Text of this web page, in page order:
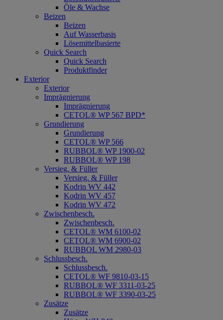
Öle & Wachse
Beizen
Beizen
Auf Wasserbasis
Lösemittelbasierte
Quick Search
Quick Search
Produktfinder
Exterior
Exterior
Imprägnierung
Imprägnierung
CETOL® WP 567 BPD*
Grundierung
Grundierung
CETOL® WP 566
RUBBOL® WP 1900-02
RUBBOL® WP 198
Versieg. & Füller
Versieg. & Füller
Kodrin WV 442
Kodrin WV 457
Kodrin WV 472
Zwischenbesch.
Zwischenbesch.
CETOL® WM 6100-02
CETOL® WM 6900-02
RUBBOL WM 2980-03
Schlussbesch.
Schlussbesch.
CETOL® WF 9810-03-15
RUBBOL® WF 3311-03-25
RUBBOL® WF 3390-03-25
Zusätze
Zusätze